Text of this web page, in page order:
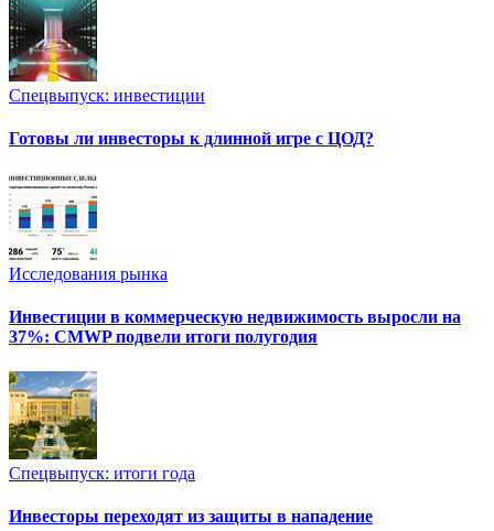
Спецвыпуск: инвестиции
Готовы ли инвесторы к длинной игре с ЦОД?
Исследования рынка
Инвестиции в коммерческую недвижимость выросли на
37%: CMWP подвели итоги полугодия
Спецвыпуск: итоги года
Инвесторы переходят из защиты в нападение